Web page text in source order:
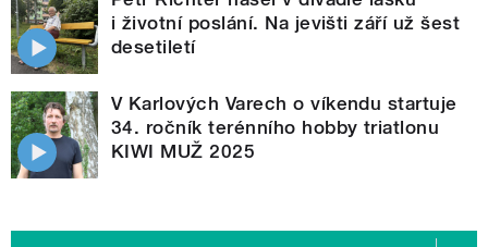
i životní poslání. Na jevišti září už šest
desetiletí
V Karlových Varech o víkendu startuje
34. ročník terénního hobby triatlonu
KIWI MUŽ 2025